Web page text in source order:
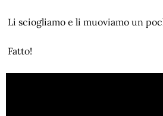
Li sciogliamo e li muoviamo un
Fatto!